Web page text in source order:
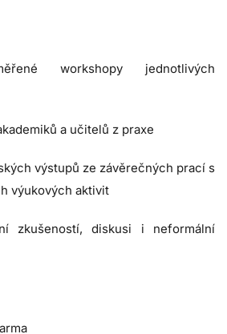
workshopy jednotlivých
a učitelů z praxe
výstupů ze závěrečných prací s
výukových aktivit
zkušeností, diskusi i neformální